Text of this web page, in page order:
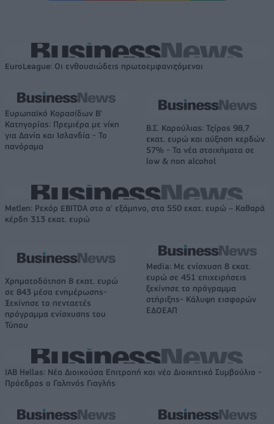
EuroLeague: Οι ενθουσιώδεις πρωτοεμφανιζόμενοι
Ευρωπαϊκό Κορασίδων Β'
Κατηγορίας: Πρεμιέρα με νίκη
για Δανία και Ισλανδία - Το
πανόραμα
Β.Σ. Καρούλιας: Τζίρος 98,7
εκατ. ευρώ και αύξηση κερδών
57% - Τα νέα στοιχήματα σε
low & non alcohol
Metlen: Ρεκόρ EBITDA στο α' εξάμηνο, στα 550 εκατ. ευρώ – Καθαρά
κέρδη 313 εκατ. ευρώ
Χρηματοδότηση 8 εκατ. ευρώ
σε 843 μέσα ενημέρωσης-
Ξεκίνησε το πενταετές
πρόγραμμα ενίσχυσης του
Τύπου
Media: Με ενίσχυση 8 εκατ.
ευρώ σε 451 επιχειρήσεις
ξεκίνησε το πρόγραμμα
στήριξης- Κάλυψη εισφορών
ΕΔΟΕΑΠ
IAB Hellas: Νέα Διοικούσα Επιτροπή και νέο Διοικητικό Συμβούλιο -
Πρόεδρος ο Γαληνός Γιαγλής